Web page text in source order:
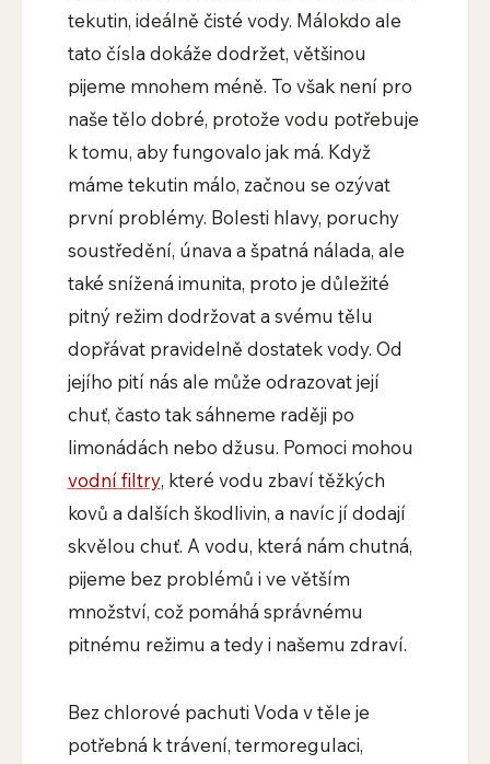
tekutin, ideálně čisté vody. Málokdo ale
tato čísla dokáže dodržet, většinou
pijeme mnohem méně. To však není pro
naše tělo dobré, protože vodu potřebuje
k tomu, aby fungovalo jak má. Když
máme tekutin málo, začnou se ozývat
první problémy. Bolesti hlavy, poruchy
soustředění, únava a špatná nálada, ale
také snížená imunita, proto je důležité
pitný režim dodržovat a svému tělu
dopřávat pravidelně dostatek vody. Od
jejího pití nás ale může odrazovat její
chuť, často tak sáhneme raději po
limonádách nebo džusu. Pomoci mohou
vodní filtry, které vodu zbaví těžkých
kovů a dalších škodlivin, a navíc jí dodají
skvělou chuť. A vodu, která nám chutná,
pijeme bez problémů i ve větším
množství, což pomáhá správnému
pitnému režimu a tedy i našemu zdraví.
Bez chlorové pachuti Voda v těle je
potřebná k trávení, termoregulaci,